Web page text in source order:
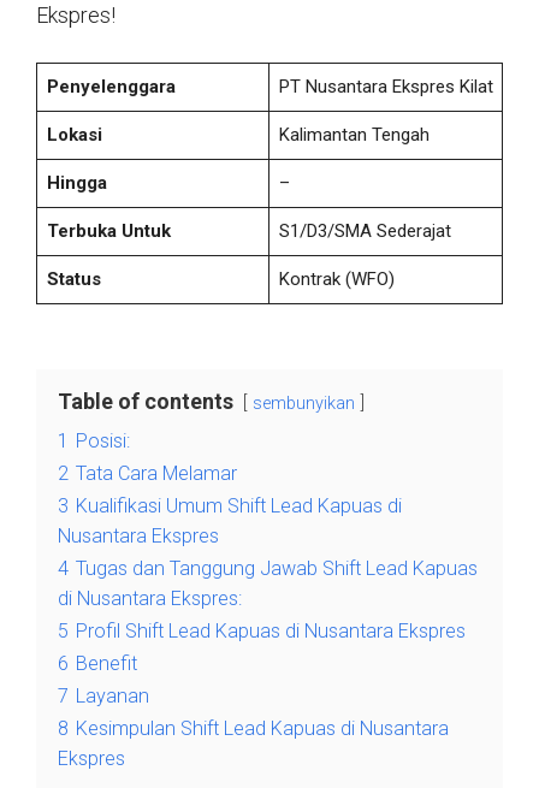
Ekspres!
Penyelenggara PT Nusantara Ekspres Kilat
Lokasi Kalimantan Tengah
Hingga –
Terbuka Untuk S1/D3/SMA Sederajat
Status Kontrak (WFO)
Table of contents sembunyikan
1
Posisi:
2 Tata Cara Melamar
3 Kualifikasi Umum Shift Lead Kapuas di
Nusantara Ekspres
4 Tugas dan Tanggung Jawab Shift Lead Kapuas
di Nusantara Ekspres:
5 Profil Shift Lead Kapuas di Nusantara Ekspres
6 Benefit
7 Layanan
8 Kesimpulan Shift Lead Kapuas di Nusantara
Ekspres